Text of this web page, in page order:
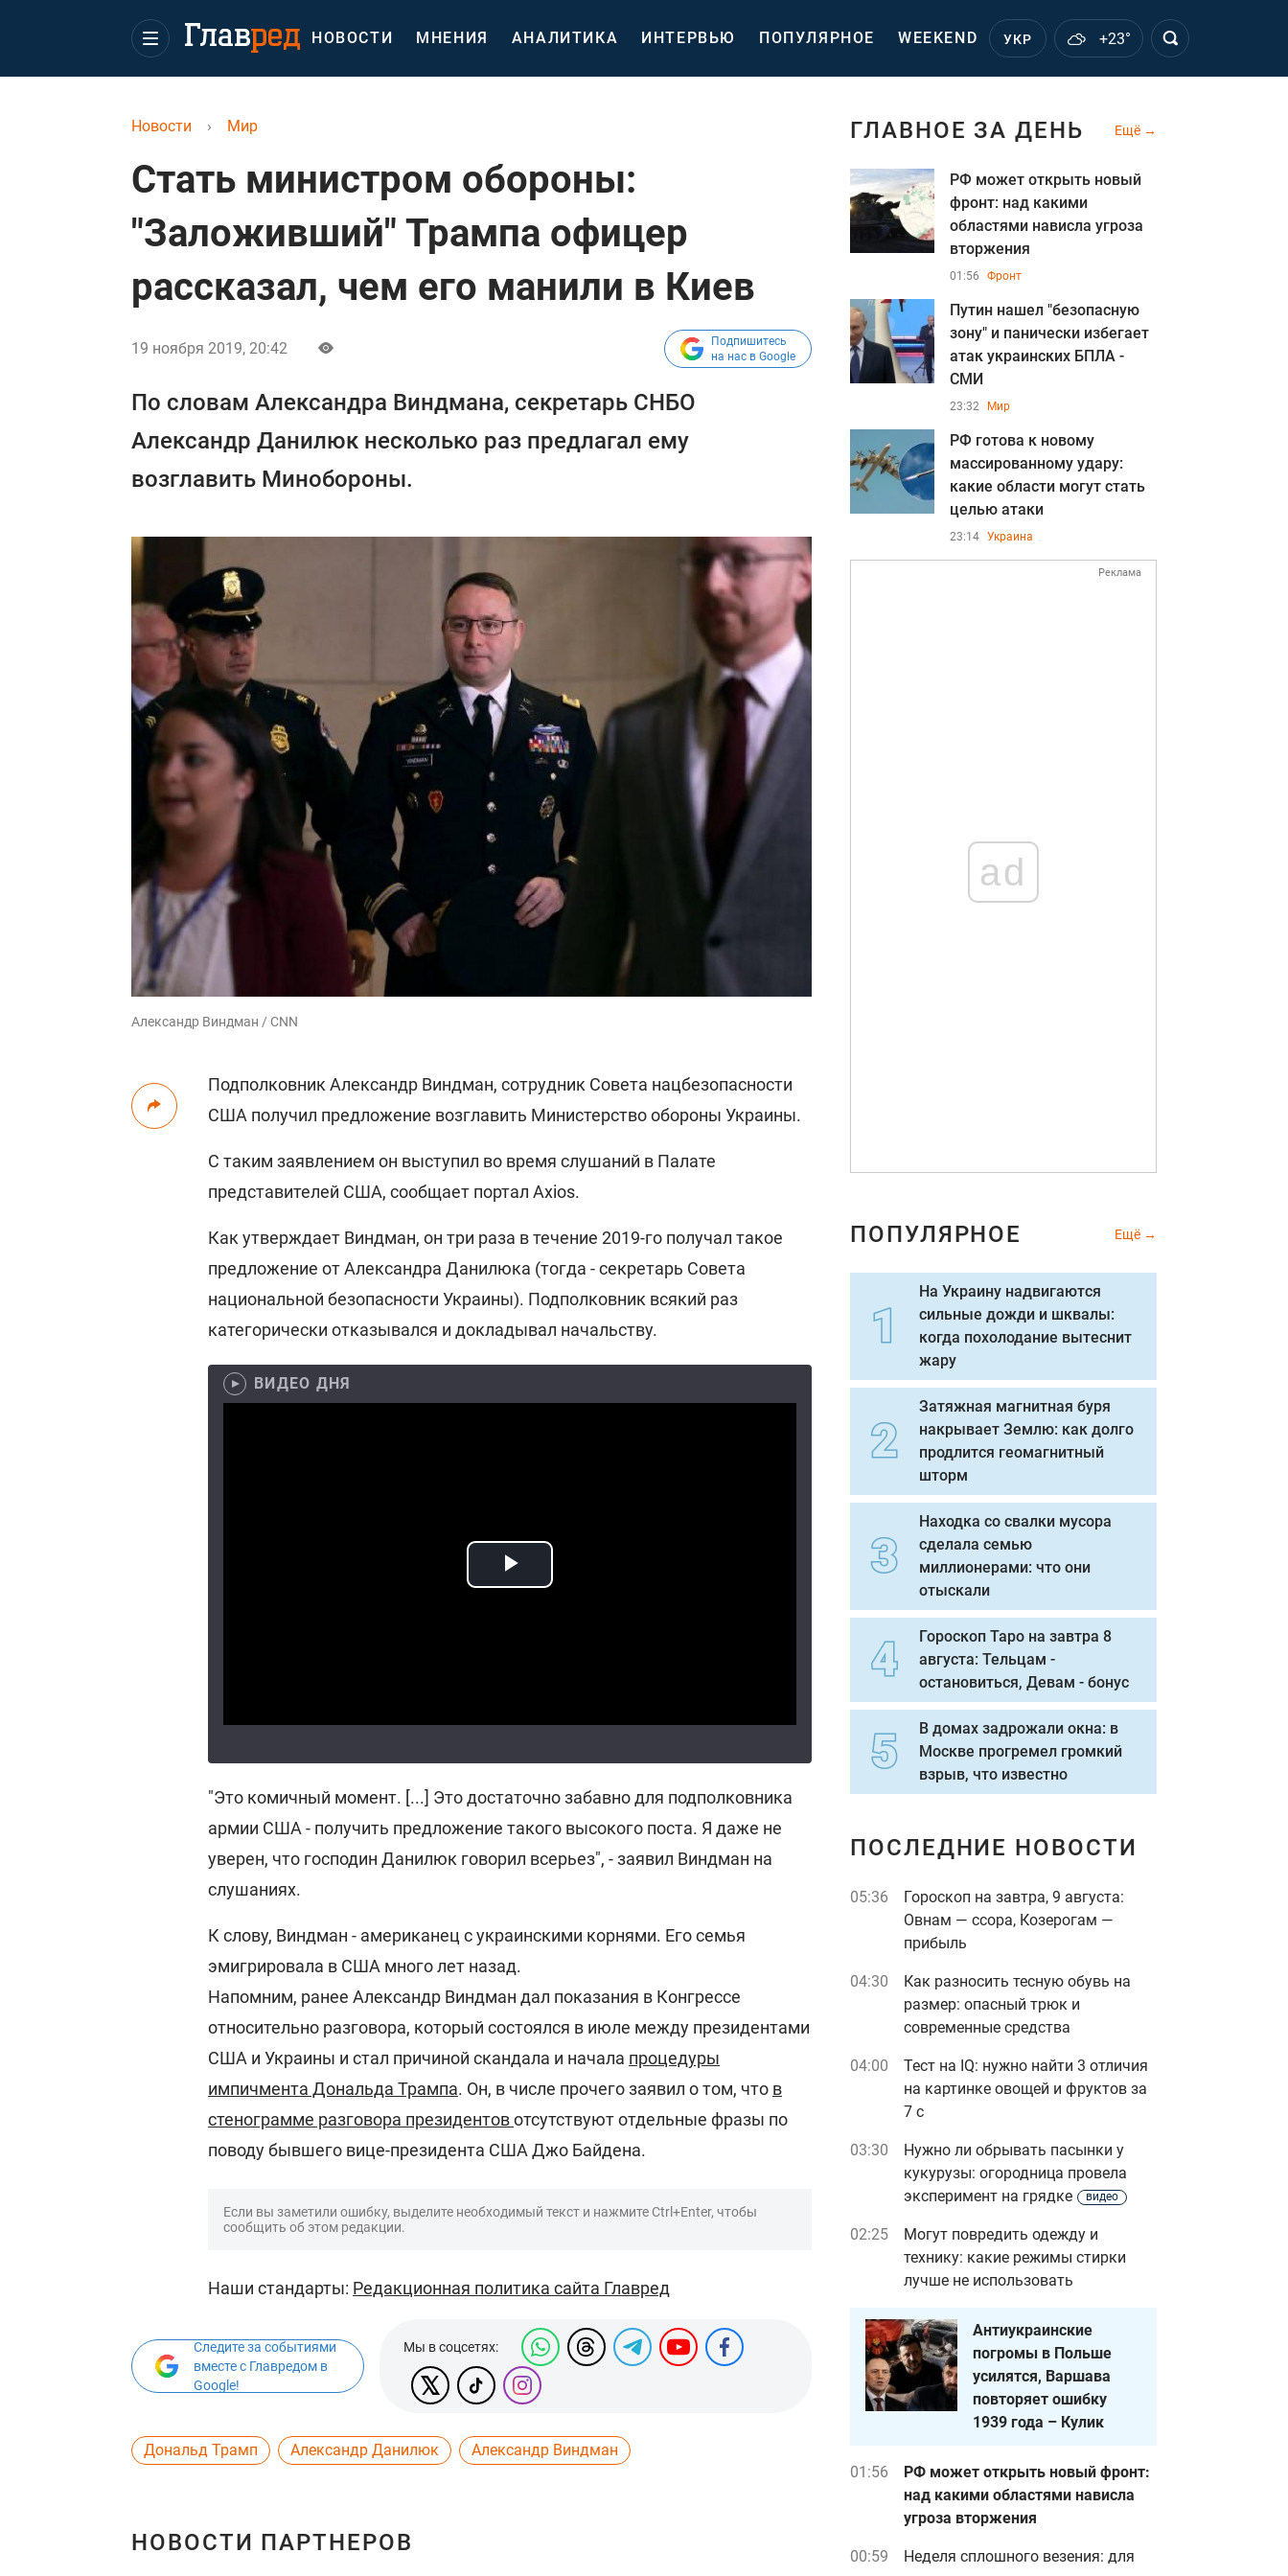
НОВОСТИ МНЕНИЯ АНАЛИТИКА ИНТЕРВЬЮ ПОПУЛЯРНОЕ WEEKEND УКР +23°
Новости › Мир
Стать министром обороны:
"Заложивший" Трампа офицер
рассказал, чем его манили в Киев
19 ноября 2019, 20:42
Подпишитесь
на нас в Google
По словам Александра Виндмана, секретарь СНБО
Александр Данилюк несколько раз предлагал ему
возглавить Минобороны.
Александр Виндман / CNN
Подполковник Александр Виндман, сотрудник Совета нацбезопасности
США получил предложение возглавить Министерство обороны Украины.
С таким заявлением он выступил во время слушаний в Палате
представителей США, сообщает портал Axios.
Как утверждает Виндман, он три раза в течение 2019-го получал такое
предложение от Александра Данилюка (тогда - секретарь Совета
национальной безопасности Украины). Подполковник всякий раз
категорически отказывался и докладывал начальству.
ВИДЕО ДНЯ
"Это комичный момент. [...] Это достаточно забавно для подполковника
армии США - получить предложение такого высокого поста. Я даже не
уверен, что господин Данилюк говорил всерьез", - заявил Виндман на
слушаниях.
К слову, Виндман - американец с украинскими корнями. Его семья
эмигрировала в США много лет назад.
Напомним, ранее Александр Виндман дал показания в Конгрессе
относительно разговора, который состоялся в июле между президентами
США и Украины и стал причиной скандала и начала процедуры
импичмента Дональда Трампа. Он, в числе прочего заявил о том, что в
стенограмме разговора президентовотсутствуют отдельные фразы по
поводу бывшего вице-президента США Джо Байдена.
Если вы заметили ошибку, выделите необходимый текст и нажмите Ctrl+Enter, чтобы
сообщить об этом редакции.
Наши стандарты: Редакционная политика сайта Главред
Следите за событиями
вместе с Главредом в
Google!
Мы в соцсетях:
Дональд Трамп Александр Данилюк Александр Виндман
НОВОСТИ ПАРТНЕРОВ
ГЛАВНОЕ ЗА ДЕНЬ Ещё
РФ может открыть новый
фронт: над какими
областями нависла угроза
вторжения
01:56 Фронт
Путин нашел "безопасную
зону" и панически избегает
атак украинских БПЛА -
СМИ
23:32 Мир
РФ готова к новому
массированному удару:
какие области могут стать
целью атаки
23:14 Украина
Реклама
ad
ПОПУЛЯРНОЕ Ещё
На Украину надвигаются
сильные дожди и шквалы:
когда похолодание вытеснит
жару
Затяжная магнитная буря
накрывает Землю: как долго
продлится геомагнитный
шторм
Находка со свалки мусора
сделала семью
миллионерами: что они
отыскали
Гороскоп Таро на завтра 8
августа: Тельцам -
остановиться, Девам - бонус
В домах задрожали окна: в
Москве прогремел громкий
взрыв, что известно
ПОСЛЕДНИЕ НОВОСТИ
05:36
Гороскоп на завтра, 9 августа:
Овнам — ссора, Козерогам —
прибыль
04:30
Как разносить тесную обувь на
размер: опасный трюк и
современные средства
04:00
Тест на IQ: нужно найти 3 отличия
на картинке овощей и фруктов за
7 с
03:30
Нужно ли обрывать пасынки у
кукурузы: огородница провела
эксперимент на грядке
видео
02:25
Могут повредить одежду и
технику: какие режимы стирки
лучше не использовать
Антиукраинские
погромы в Польше
усилятся, Варшава
повторяет ошибку
1939 года – Кулик
01:56
РФ может открыть новый фронт:
над какими областями нависла
угроза вторжения
00:59
Неделя сплошного везения: для